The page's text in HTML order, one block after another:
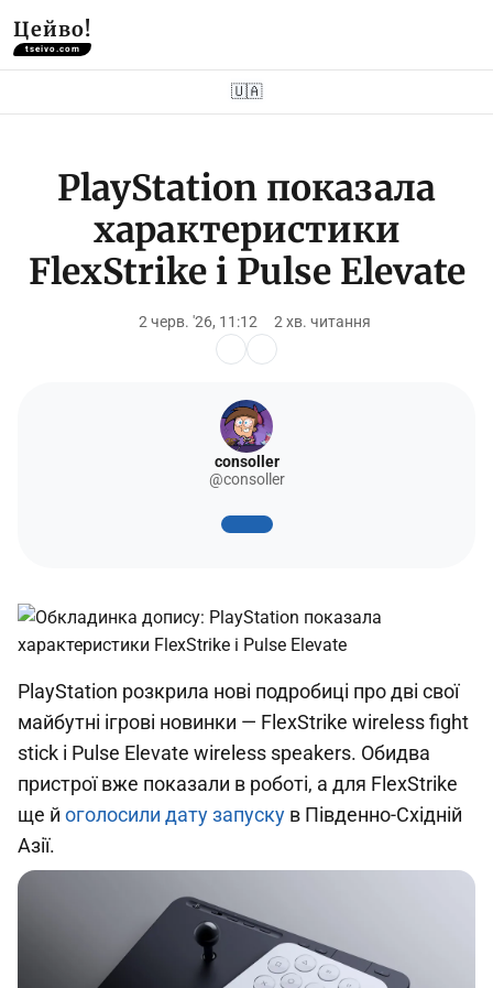
Цейво!
tseivo.com
🇺🇦
PlayStation показала
характеристики
FlexStrike і Pulse Elevate
2 черв. '26, 11:12 2 хв. читання
consoller
@consoller
PlayStation розкрила нові подробиці про дві свої
майбутні ігрові новинки — FlexStrike wireless fight
stick і Pulse Elevate wireless speakers. Обидва
пристрої вже показали в роботі, а для FlexStrike
ще й оголосили дату запуску в Південно-Східній
Азії.